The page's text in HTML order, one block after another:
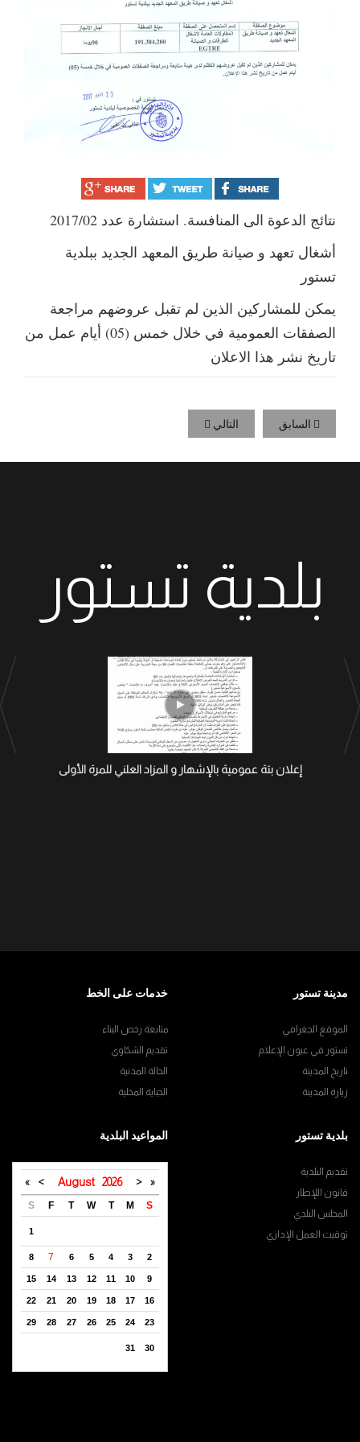
نتائج الدعوة الى المنافسة. استشارة عدد 2017/02
أشغال تعهد و صيانة طريق المعهد الجديد ببلدية
تستور
يمكن للمشاركين الذين لم تقبل عروضهم مراجعة
الصفقات العمومية في خلال خمس (05) أيام عمل من
تاريخ نشر هذا الاعلان
السابق التالي
بلدية تستور
إعلان بتة عمومية بالإشهار و المزاد العلني للمرة الأولى
مدينة تستور
الموقع الجغرافي
تستور في عيون الإعلام
تاريخ المدينة
زيارة المدينة
خدمات على الخط
متابعة رخص البناء
تقديم الشكاوي
الحالة المدنية
الجباية المحلية
بلدية تستور
تقديم البلدية
قانون اللإطار
المجلس البلدي
توقيت العمل الإداري
المواعيد البلدية
«
<
August 2026
>
»
S
M
T
W
T
F
S
1
2
3
4
5
6
7
8
9
10
11
12
13
14
15
16
17
18
19
20
21
22
23
24
25
26
27
28
29
30
31